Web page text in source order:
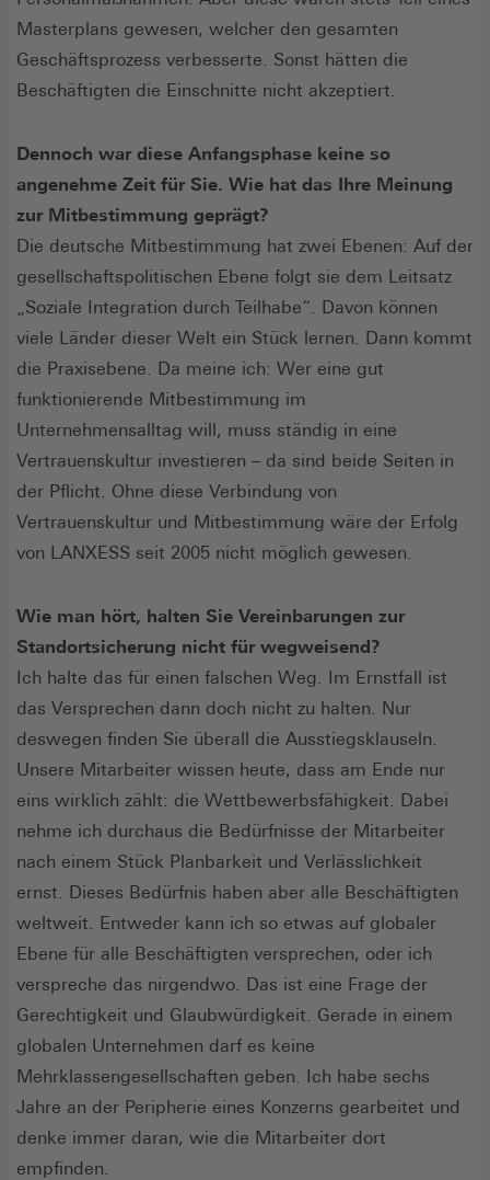
Masterplans gewesen, welcher den gesamten
Geschäftsprozess verbesserte. Sonst hätten die
Beschäftigten die Einschnitte nicht akzeptiert.
Dennoch war diese Anfangsphase keine so
angenehme Zeit für Sie. Wie hat das Ihre Meinung
zur Mitbestimmung geprägt?
Die deutsche Mitbestimmung hat zwei Ebenen: Auf der
gesellschaftspolitischen Ebene folgt sie dem Leitsatz
„Soziale Integration durch Teilhabe“. Davon können
viele Länder dieser Welt ein Stück lernen. Dann kommt
die Praxisebene. Da meine ich: Wer eine gut
funktionierende Mitbestimmung im
Unternehmensalltag will, muss ständig in eine
Vertrauenskultur investieren – da sind beide Seiten in
der Pflicht. Ohne diese Verbindung von
Vertrauenskultur und Mitbestimmung wäre der Erfolg
von LANXESS seit 2005 nicht möglich gewesen.
Wie man hört, halten Sie Vereinbarungen zur
Standortsicherung nicht für wegweisend?
Ich halte das für einen falschen Weg. Im Ernstfall ist
das Versprechen dann doch nicht zu halten. Nur
deswegen finden Sie überall die Ausstiegsklauseln.
Unsere Mitarbeiter wissen heute, dass am Ende nur
eins wirklich zählt: die Wettbewerbsfähigkeit. Dabei
nehme ich durchaus die Bedürfnisse der Mitarbeiter
nach einem Stück Planbarkeit und Verlässlichkeit
ernst. Dieses Bedürfnis haben aber alle Beschäftigten
weltweit. Entweder kann ich so etwas auf globaler
Ebene für alle Beschäftigten versprechen, oder ich
verspreche das nirgendwo. Das ist eine Frage der
Gerechtigkeit und Glaubwürdigkeit. Gerade in einem
globalen Unternehmen darf es keine
Mehrklassengesellschaften geben. Ich habe sechs
Jahre an der Peripherie eines Konzerns gearbeitet und
denke immer daran, wie die Mitarbeiter dort
empfinden.